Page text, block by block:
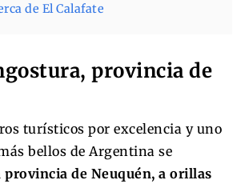
de El Calafate
provincia de
turísticos por excelencia y uno
bellos de Argentina se
provincia de Neuquén, a orillas